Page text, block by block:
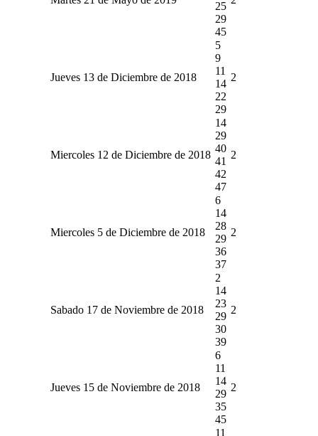
25
29
45
Jueves 13 de Diciembre de 2018
5
9
11
14
22
29
2
Miercoles 12 de Diciembre de 2018
14
29
40
41
42
47
2
Miercoles 5 de Diciembre de 2018
6
14
28
29
36
37
2
Sabado 17 de Noviembre de 2018
2
14
23
29
30
39
2
Jueves 15 de Noviembre de 2018
6
11
14
29
35
45
2
11